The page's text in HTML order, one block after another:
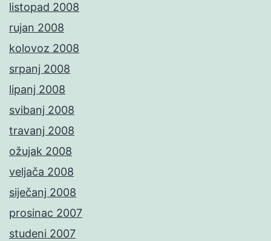
listopad 2008
rujan 2008
kolovoz 2008
srpanj 2008
lipanj 2008
svibanj 2008
travanj 2008
ožujak 2008
veljača 2008
siječanj 2008
prosinac 2007
studeni 2007